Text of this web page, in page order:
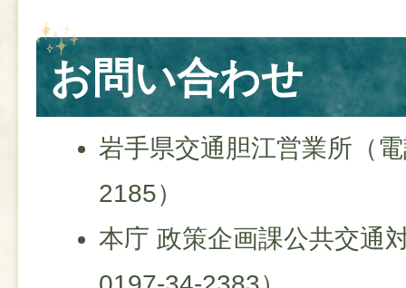
お問い合わせ
岩手県交通胆江営業所（
2185）
本庁 政策企画課公共交通